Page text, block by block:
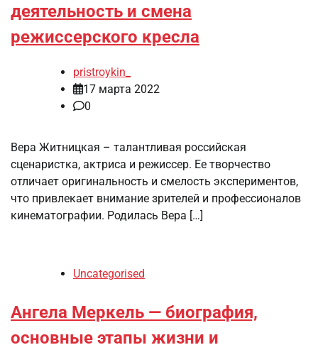
деятельность и смена
режиссерского кресла
pristroykin_
17 марта 2022
0
Вера Житницкая – талантливая российская
сценаристка, актриса и режиссер. Ее творчество
отличает оригинальность и смелость экспериментов,
что привлекает внимание зрителей и профессионалов
кинематографии. Родилась Вера […]
Uncategorised
Ангела Меркель — биография,
основные этапы жизни и